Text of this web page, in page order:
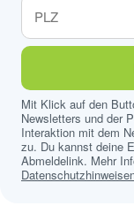
Mit Klick auf den
Newsletters und der
Interaktion mit dem
zu. Du kannst deine
Abmeldelink. Mehr